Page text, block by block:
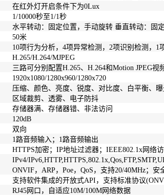
在红外灯开启条件下为0Lux
1/10000秒至1/1秒
水平转动：固定位置，手动旋转 垂直转动：固
50米
10项行为分析，4项异常检测，2项识别检测，
H.265/H.264/MJPEG
三路可分别配置H.265、H.264和Motion JPEG
1920x1080/1280x960/1280x720
压缩、颜色、亮度、锐度、对比度、白平衡、
区域裁剪、透雾、电子防抖
存储器满、存储器错、非法访问
120dB
双向
1路音频输入；1路音频输出
HTTPS加密；IP地址过滤器；IEEE802.1x网络
IPv4/
ONVIF，ARP，Poe，QoS，支持20/40MHz；安
支持软件集成的开放式API，支持标准协议
RJ45网口，自适应10M/100M网络数据